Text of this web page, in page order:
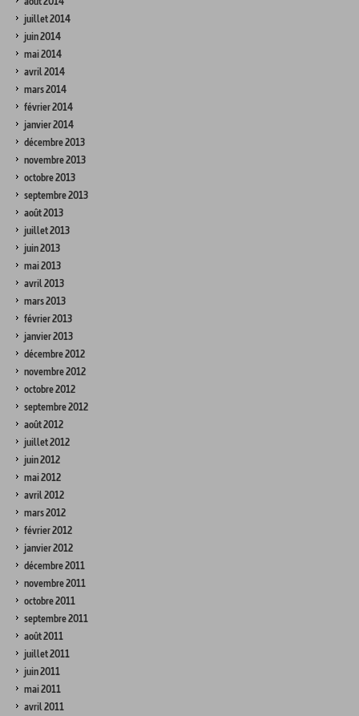
juillet 2014
juin 2014
mai 2014
avril 2014
mars 2014
février 2014
janvier 2014
décembre 2013
novembre 2013
octobre 2013
septembre 2013
août 2013
juillet 2013
juin 2013
mai 2013
avril 2013
mars 2013
février 2013
janvier 2013
décembre 2012
novembre 2012
octobre 2012
septembre 2012
août 2012
juillet 2012
juin 2012
mai 2012
avril 2012
mars 2012
février 2012
janvier 2012
décembre 2011
novembre 2011
octobre 2011
septembre 2011
août 2011
juillet 2011
juin 2011
mai 2011
avril 2011